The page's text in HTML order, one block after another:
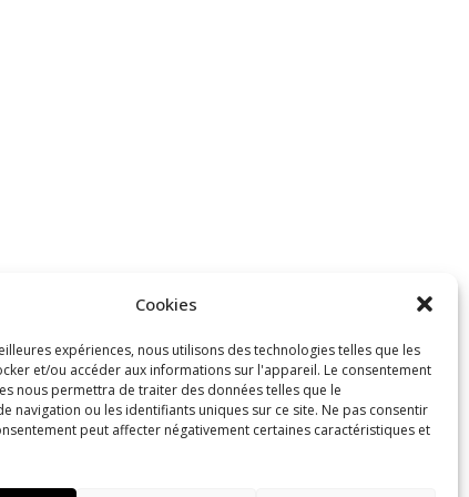
Cookies
expériences, nous utilisons des technologies telles que les
et/ou accéder aux informations sur l'appareil. Le consentement
nous permettra de traiter des données telles que le
navigation ou les identifiants uniques sur ce site. Ne pas consentir
peut affecter négativement certaines caractéristiques et